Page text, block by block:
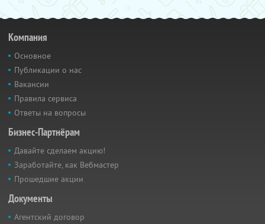
Компания
Основное
Публикации о нас
Вакансии
Правила сервиса
Ответы на вопросы
Бизнес-Партнёрам
Давайте сделаем акцию!
Заработайте, как Вебмастер
Прошедшие акции
Документы
Агентский договор